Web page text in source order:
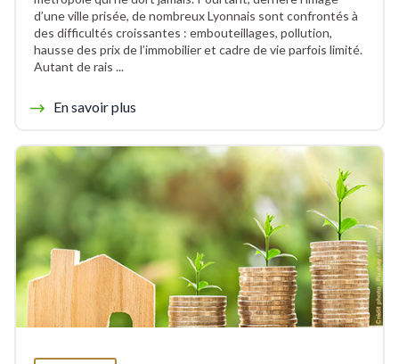
d’une ville prisée, de nombreux Lyonnais sont confrontés à
des difficultés croissantes : embouteillages, pollution,
hausse des prix de l’immobilier et cadre de vie parfois limité.
Autant de rais ...
En savoir plus